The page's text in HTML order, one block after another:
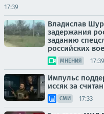
17:39
Владислав
задержания
заданию
российских
МНЕНИЯ 17:39
Импульс
иссяк за
СМИ 17:33